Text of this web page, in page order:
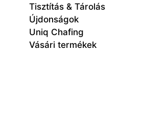
Tisztítás & Tárolás
Újdonságok
Uniq Chafing
Vásári termékek